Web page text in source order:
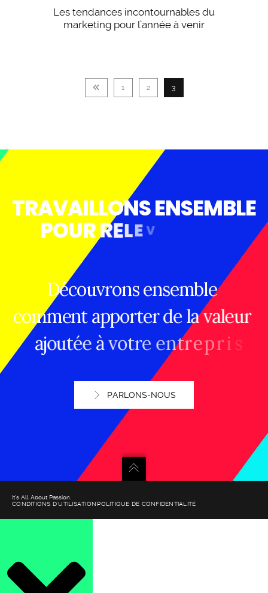
Les tendances incontournables du
marketing pour l’année à venir
1 2 3
TRAVAILLONSENSEMBLE
POURRELEV
FIS
Découvronsensemble
comment apporter de lavaleur
ajoutée à votreentreprise.
PARLONS-NOUS
It's All About Passion.
CONDITIONS D'UTILISATION POLITIQUE DE CONFIDENTIALITÉ